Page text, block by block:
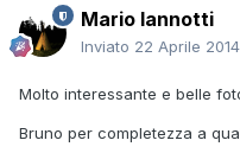
Mario Iannotti
Inviato 22 Aprile 2014
Molto interessante e belle
Bruno per completezza a